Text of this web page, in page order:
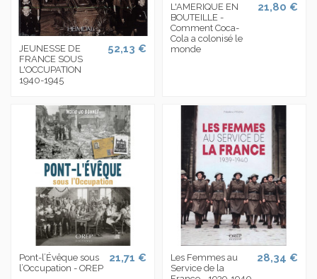
JEUNESSE DE
FRANCE SOUS
L'OCCUPATION
1940-1945
52,13 €
L'AMERIQUE EN
BOUTEILLE -
Comment Coca-
Cola a colonisé le
monde
21,80 €
Pont-l’Évêque sous
l’Occupation - OREP
21,71 €
Les Femmes au
Service de la
28,34 €